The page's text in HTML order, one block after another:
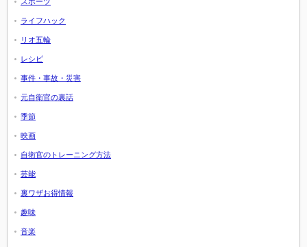
ライフハック
リオ五輪
レシピ
事件・事故・災害
元自衛官の裏話
季節
映画
自衛官のトレーニング方法
芸能
裏ワザお得情報
趣味
音楽